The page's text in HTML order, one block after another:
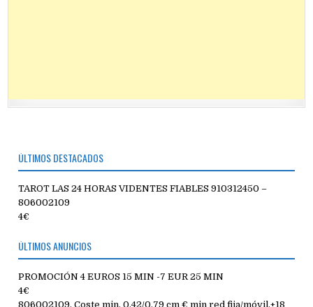
ÚLTIMOS DESTACADOS
TAROT LAS 24 HORAS VIDENTES FIABLES 910312450 –
806002109
4€
ÚLTIMOS ANUNCIOS
PROMOCIÓN 4 EUROS 15 MIN -7 EUR 25 MIN
4€
806002109. Coste min. 0,42/0,79 cm € min red fija/móvil.+18